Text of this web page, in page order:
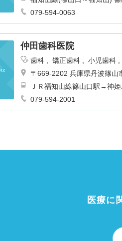
079-594-0063
仲田歯科医院
歯科 矯正歯科 小児歯科
〒669-2202 兵庫県丹波篠山
ＪＲ福知山線篠山口駅→神
079-594-2001
医療に